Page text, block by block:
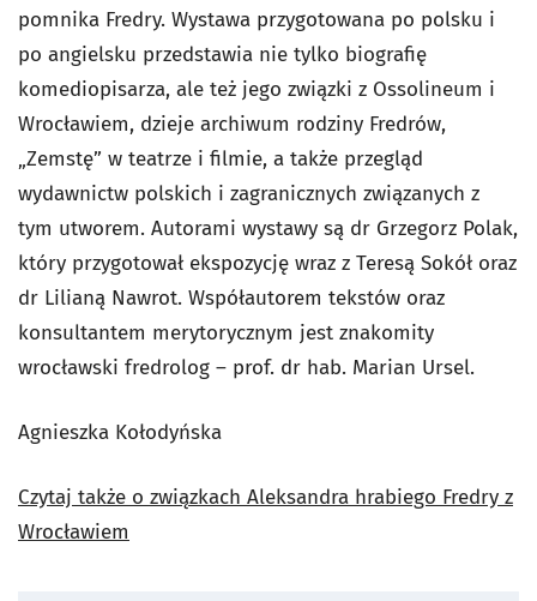
pomnika Fredry. Wystawa przygotowana po polsku i
po angielsku przedstawia nie tylko biografię
komediopisarza, ale też jego związki z Ossolineum i
Wrocławiem, dzieje archiwum rodziny Fredrów,
„Zemstę” w teatrze i filmie, a także przegląd
wydawnictw polskich i zagranicznych związanych z
tym utworem. Autorami wystawy są dr Grzegorz Polak,
który przygotował ekspozycję wraz z Teresą Sokół oraz
dr Lilianą Nawrot. Współautorem tekstów oraz
konsultantem merytorycznym jest znakomity
wrocławski fredrolog – prof. dr hab. Marian Ursel.
Agnieszka Kołodyńska
Czytaj także o związkach Aleksandra hrabiego Fredry z
Wrocławiem